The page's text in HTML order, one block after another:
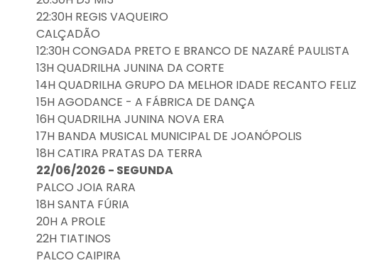
22:30H REGIS VAQUEIRO
CALÇADÃO
12:30H CONGADA PRETO E BRANCO DE NAZARÉ PAULISTA
13H QUADRILHA JUNINA DA CORTE
14H QUADRILHA GRUPO DA MELHOR IDADE RECANTO FELIZ
15H AGODANCE - A FÁBRICA DE DANÇA
16H QUADRILHA JUNINA NOVA ERA
17H BANDA MUSICAL MUNICIPAL DE JOANÓPOLIS
18H CATIRA PRATAS DA TERRA
22/06/2026 - SEGUNDA
PALCO JOIA RARA
18H SANTA FÚRIA
20H A PROLE
22H TIATINOS
PALCO CAIPIRA